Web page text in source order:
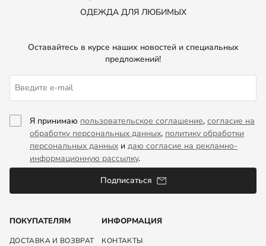
ОДЕЖДА ДЛЯ ЛЮБИМЫХ
ПОКУПАТЕЛЯМ
ДОСТАВКА И ВОЗВРАТ
ИНФОРМАЦИЯ
КОНТАКТЫ
Оставайтесь в курсе наших новостей и специальных
предложений!
Я принимаю пользовательское соглашение, согласие на
обработку персональных данных, политику обработки
персональных данных и даю согласие на рекламно-
информационную рассылку.
Подписаться